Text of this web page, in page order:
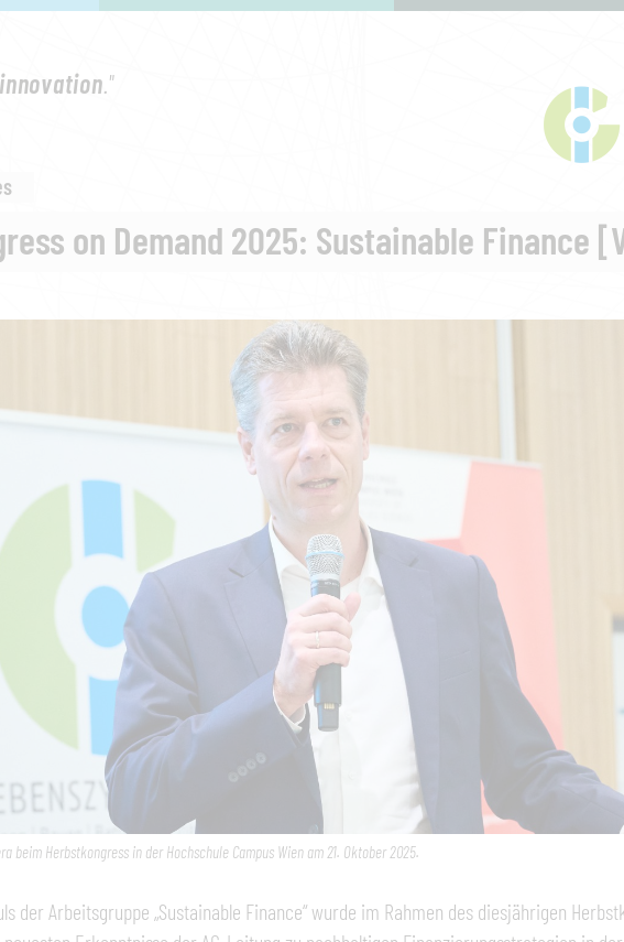
."
on Demand 2025: Sustainable Finance
beim Herbstkongress in der Hochschule Campus Wien am 21. Oktober 2025.
der Arbeitsgruppe „Sustainable Finance“ wurde im Rahmen des diesjährigen